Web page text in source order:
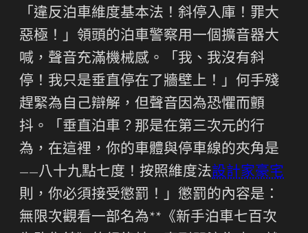
「違反泊車維度基本法！斜停入庫！罪大
惡極！」領頭的泊車警察用一個擴音器大
喊，聲音充滿機械感。「我、我沒有斜
停！我只是垂直停在了牆壁上！」何手殘
趕緊為自己辯解，但聲音因為恐懼而顫
抖。「垂直泊車？那是在第三次元的行
為，在這裡，你的車體與停車線的夾角是
——八十九點七度！按照維度法設計家豪宅
則，你必須接受懲罰！」懲罰的內容是：
無限次觀看一部名為**《新手泊車七百次